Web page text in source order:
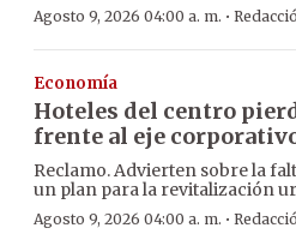
Agosto 9, 2026 04:00 a. m. ·
Economía
Hoteles del centro
frente al eje
Reclamo. Advierten sobre la
un plan para la revitalización
Agosto 9, 2026 04:00 a. m. ·